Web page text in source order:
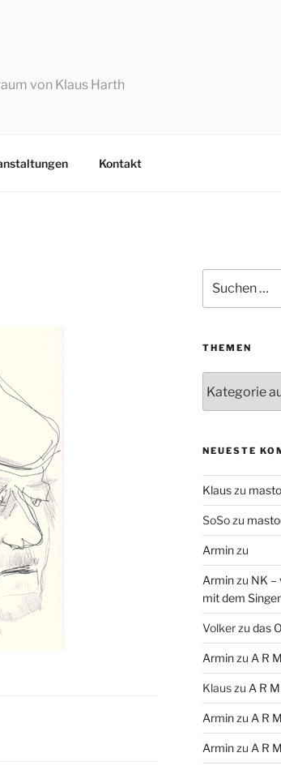
von Klaus Harth
Kontakt
nach:
THEMEN
NEUESTE
Klauszu
SoSozu
Arminzu
Arminzu NK –
mit dem
Volkerzu das
Arminzu A R
Klauszu A R
Arminzu A R
Arminzu A R